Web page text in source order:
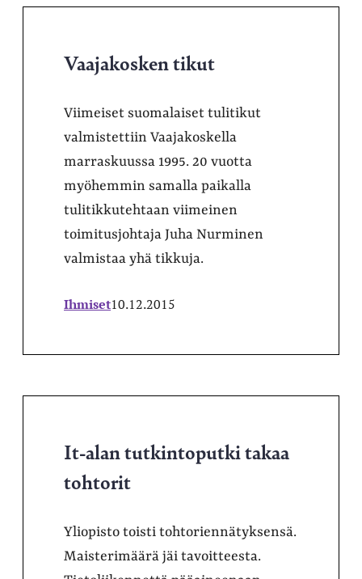
Vaajakosken tikut
Viimeiset suomalaiset tulitikut
valmistettiin Vaajakoskella
marraskuussa 1995. 20 vuotta
myöhemmin samalla paikalla
tulitikkutehtaan viimeinen
toimitusjohtaja Juha Nurminen
valmistaa yhä tikkuja.
Ihmiset10.12.2015
It-alan tutkintoputki takaa
tohtorit
Yliopisto toisti tohtoriennätyksensä.
Maisterimäärä jäi tavoitteesta.